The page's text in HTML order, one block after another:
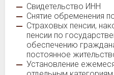
Свидетельство ИНН
Снятие обременения
Страховых пенсии,
пенсии по
обеспечению
постоянное
Установление